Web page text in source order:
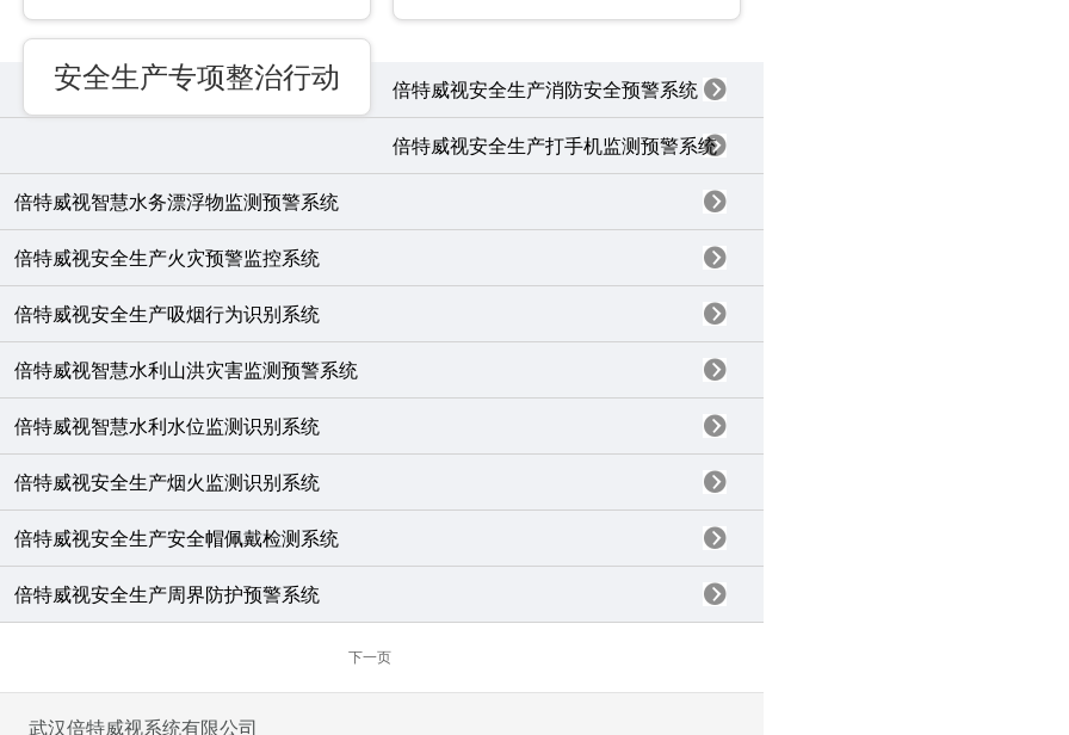
安全生产专项整治行动 倍特威视安全生产消防安全预警系统
倍特威视安全生产打手机监测预警系统
倍特威视智慧水务漂浮物监测预警系统
倍特威视安全生产火灾预警监控系统
倍特威视安全生产吸烟行为识别系统
倍特威视智慧水利山洪灾害监测预警系统
倍特威视智慧水利水位监测识别系统
倍特威视安全生产烟火监测识别系统
倍特威视安全生产安全帽佩戴检测系统
倍特威视安全生产周界防护预警系统
下一页
武汉倍特威视系统有限公司